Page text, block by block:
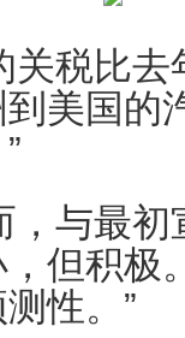
关税比
美国的
，与最
但积极
性。”